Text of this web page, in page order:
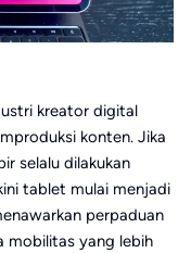
kreator digital
konten. Jika
selalu dilakukan
tablet mulai menjadi
perpaduan
mobilitas yang lebih